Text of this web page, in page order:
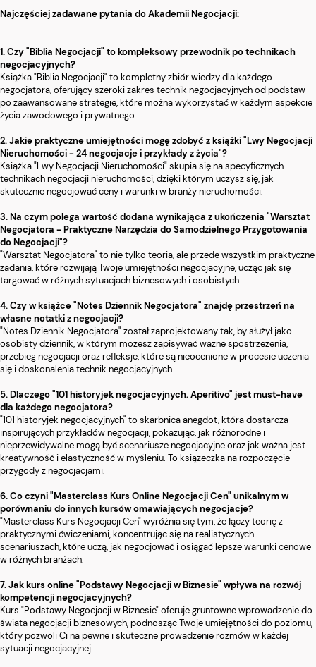
Najczęściej zadawane pytania do Akademii Negocjacji:
1. Czy "Biblia Negocjacji" to kompleksowy przewodnik po technikach
negocjacyjnych?
Książka "Biblia Negocjacji" to kompletny zbiór wiedzy dla każdego
negocjatora, oferujący szeroki zakres technik negocjacyjnych od podstaw
po zaawansowane strategie, które można wykorzystać w każdym aspekcie
życia zawodowego i prywatnego.
2. Jakie praktyczne umiejętności mogę zdobyć z książki "Lwy Negocjacji
Nieruchomości - 24 negocjacje i przykłady z życia"?
Książka "Lwy Negocjacji Nieruchomości" skupia się na specyficznych
technikach negocjacji nieruchomości, dzięki którym uczysz się, jak
skutecznie negocjować ceny i warunki w branży nieruchomości.
3. Na czym polega wartość dodana wynikająca z ukończenia "Warsztat
Negocjatora - Praktyczne Narzędzia do Samodzielnego Przygotowania
do Negocjacji"?
"Warsztat Negocjatora" to nie tylko teoria, ale przede wszystkim praktyczne
zadania, które rozwijają Twoje umiejętności negocjacyjne, ucząc jak się
targować w różnych sytuacjach biznesowych i osobistych.
4. Czy w książce "Notes Dziennik Negocjatora" znajdę przestrzeń na
własne notatki z negocjacji?
"Notes Dziennik Negocjatora" został zaprojektowany tak, by służył jako
osobisty dziennik, w którym możesz zapisywać ważne spostrzeżenia,
przebieg negocjacji oraz refleksje, które są nieocenione w procesie uczenia
się i doskonalenia technik negocjacyjnych.
5. Dlaczego "101 historyjek negocjacyjnych. Aperitivo" jest must-have
dla każdego negocjatora?
"101 historyjek negocjacyjnych" to skarbnica anegdot, która dostarcza
inspirujących przykładów negocjacji, pokazując, jak różnorodne i
nieprzewidywalne mogą być scenariusze negocjacyjne oraz jak ważna jest
kreatywność i elastyczność w myśleniu. To książeczka na rozpoczęcie
przygody z negocjacjami.
6. Co czyni "Masterclass Kurs Online Negocjacji Cen" unikalnym w
porównaniu do innych kursów omawiających negocjacje?
"Masterclass Kurs Negocjacji Cen" wyróżnia się tym, że łączy teorię z
praktycznymi ćwiczeniami, koncentrując się na realistycznych
scenariuszach, które uczą, jak negocjować i osiągać lepsze warunki cenowe
w różnych branżach.
7. Jak kurs online "Podstawy Negocjacji w Biznesie" wpływa na rozwój
kompetencji negocjacyjnych?
Kurs "Podstawy Negocjacji w Biznesie" oferuje gruntowne wprowadzenie do
świata negocjacji biznesowych, podnosząc Twoje umiejętności do poziomu,
który pozwoli Ci na pewne i skuteczne prowadzenie rozmów w każdej
sytuacji negocjacyjnej.